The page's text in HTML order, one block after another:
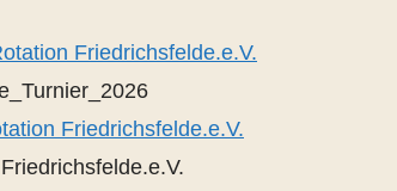
Friedrichsfelde.e.V.